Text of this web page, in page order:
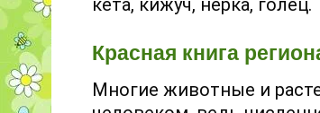
кета, кижуч, нерка, голец.
Красная книга
Многие животные и